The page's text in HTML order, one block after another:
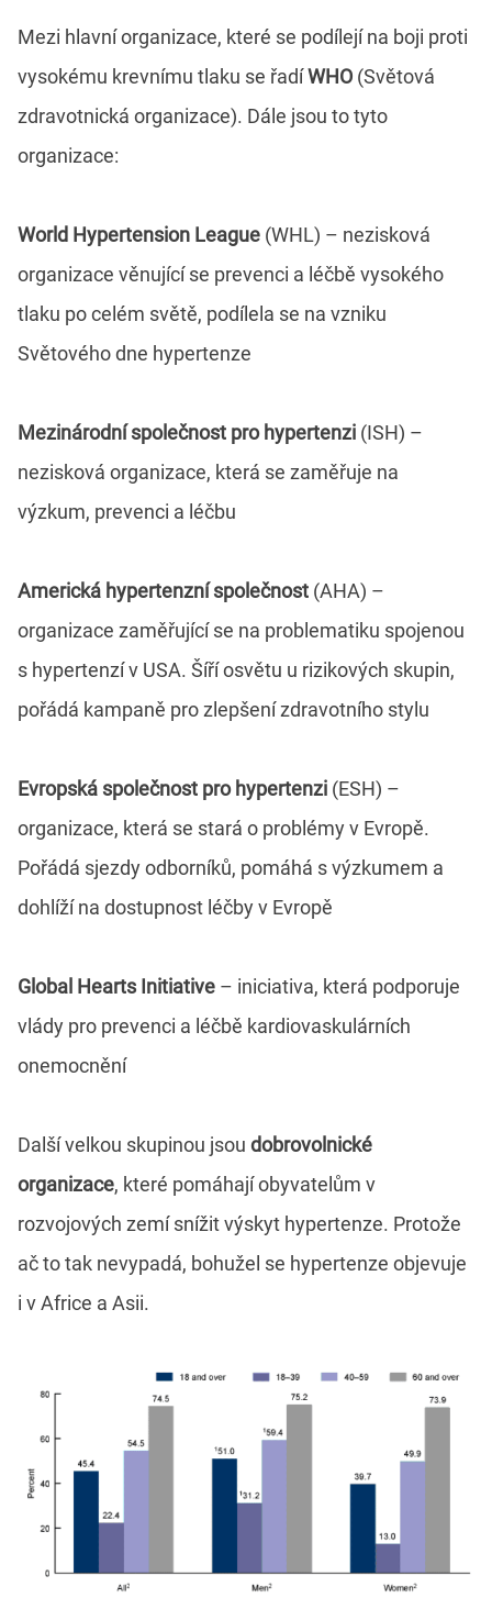
Mezi hlavní organizace, které se podílejí na boji proti
vysokému krevnímu tlaku se řadíWHO (Světová
zdravotnická organizace). Dále jsou to tyto
organizace:
World Hypertension League (WHL) – nezisková
organizace věnující se prevenci a léčbě vysokého
tlaku po celém světě, podílela se na vzniku
Světového dne hypertenze
Mezinárodní společnost pro hypertenzi (ISH) –
nezisková organizace, která se zaměřuje na
výzkum, prevenci a léčbu
Americká hypertenzní společnost (AHA) –
organizace zaměřující se na problematiku spojenou
s hypertenzí v USA. Šíří osvětu u rizikových skupin,
pořádá kampaně pro zlepšení zdravotního stylu
Evropská společnost pro hypertenzi (ESH) –
organizace, která se stará o problémy v Evropě.
Pořádá sjezdy odborníků, pomáhá s výzkumem a
dohlíží na dostupnost léčby v Evropě
Global Hearts Initiative – iniciativa, která podporuje
vlády pro prevenci a léčbě kardiovaskulárních
onemocnění
Další velkou skupinou jsou dobrovolnické
organizace, které pomáhají obyvatelům v
rozvojových zemí snížit výskyt hypertenze. Protože
ač to tak nevypadá, bohužel se hypertenze objevuje
i v Africe a Asii.